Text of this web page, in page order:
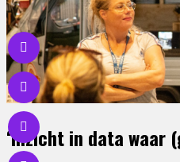
‘Inzicht in data waar